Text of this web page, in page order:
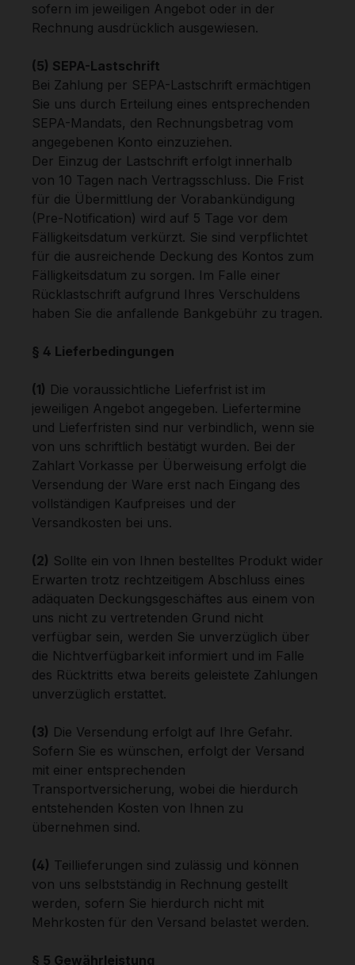
sofern im jeweiligen Angebot oder in der
Rechnung ausdrücklich ausgewiesen.
(5) SEPA-Lastschrift
Bei Zahlung per SEPA-Lastschrift ermächtigen
Sie uns durch Erteilung eines entsprechenden
SEPA-Mandats, den Rechnungsbetrag vom
angegebenen Konto einzuziehen.
Der Einzug der Lastschrift erfolgt innerhalb
von 10 Tagen nach Vertragsschluss. Die Frist
für die Übermittlung der Vorabankündigung
(Pre-Notification) wird auf 5 Tage vor dem
Fälligkeitsdatum verkürzt. Sie sind verpflichtet
für die ausreichende Deckung des Kontos zum
Fälligkeitsdatum zu sorgen. Im Falle einer
Rücklastschrift aufgrund Ihres Verschuldens
haben Sie die anfallende Bankgebühr zu tragen.
§ 4 Lieferbedingungen
(1) Die voraussichtliche Lieferfrist ist im
jeweiligen Angebot angegeben. Liefertermine
und Lieferfristen sind nur verbindlich, wenn sie
von uns schriftlich bestätigt wurden. Bei der
Zahlart Vorkasse per Überweisung erfolgt die
Versendung der Ware erst nach Eingang des
vollständigen Kaufpreises und der
Versandkosten bei uns.
(2) Sollte ein von Ihnen bestelltes Produkt wider
Erwarten trotz rechtzeitigem Abschluss eines
adäquaten Deckungsgeschäftes aus einem von
uns nicht zu vertretenden Grund nicht
verfügbar sein, werden Sie unverzüglich über
die Nichtverfügbarkeit informiert und im Falle
des Rücktritts etwa bereits geleistete Zahlungen
unverzüglich erstattet.
(3) Die Versendung erfolgt auf Ihre Gefahr.
Sofern Sie es wünschen, erfolgt der Versand
mit einer entsprechenden
Transportversicherung, wobei die hierdurch
entstehenden Kosten von Ihnen zu
übernehmen sind.
(4) Teillieferungen sind zulässig und können
von uns selbstständig in Rechnung gestellt
werden, sofern Sie hierdurch nicht mit
Mehrkosten für den Versand belastet werden.
§ 5 Gewährleistung